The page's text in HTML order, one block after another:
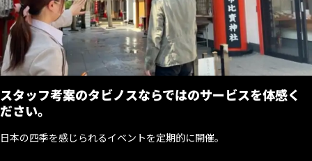
スタッフ考案のタビノスならではのサービスを体感く
ださい。
日本の四季を感じられるイベントを定期的に開催。